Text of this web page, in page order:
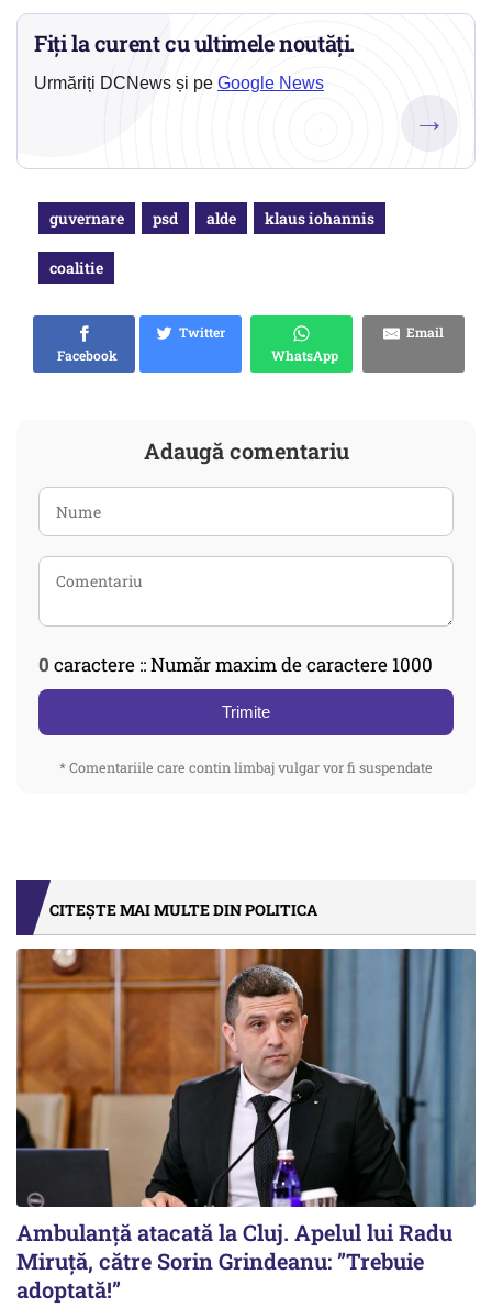
Fiți la curent cu ultimele noutăți.
Urmăriți DCNews și pe Google News
→
guvernare psd alde klaus iohannis
coalitie
Facebook
Twitter
WhatsApp
Email
Adaugă comentariu
0 caractere :: Număr maxim de caractere 1000
Trimite
* Comentariile care contin limbaj vulgar vor fi suspendate
CITEȘTE MAI MULTE DIN POLITICA
Ambulanță atacată la Cluj. Apelul lui Radu
Miruţă, către Sorin Grindeanu: ”Trebuie
adoptată!”